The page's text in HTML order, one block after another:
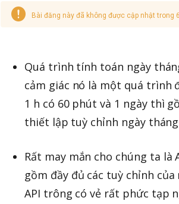
Bài đăng này đã không được cập nhật trong
Quá trình tính toán ngày
cảm giác nó là một quá trình
1 h có 60 phút và 1 ngày thì
thiết lập tuỳ chỉnh ngày
Rất may mắn cho chúng ta
gồm đầy đủ các tuỳ chỉnh
API trông có vẻ rất phức tạp